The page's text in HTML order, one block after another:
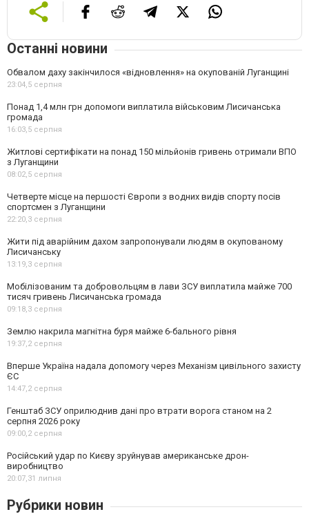
Останні новини
Обвалом даху закінчилося «відновлення» на окупованій Луганщині
23:04,5 серпня
Понад 1,4 млн грн допомоги виплатила військовим Лисичанська
громада
16:03,5 серпня
Житлові сертифікати на понад 150 мільйонів гривень отримали ВПО
з Луганщини
08:02,5 серпня
Четверте місце на першості Європи з водних видів спорту посів
спортсмен з Луганщини
22:20,3 серпня
Жити під аварійним дахом запропонували людям в окупованому
Лисичанську
13:19,3 серпня
Мобілізованим та добровольцям в лави ЗСУ виплатила майже 700
тисяч гривень Лисичанська громада
09:18,3 серпня
Землю накрила магнітна буря майже 6-бального рівня
19:37,2 серпня
Вперше Україна надала допомогу через Механізм цивільного захисту
ЄС
14:47,2 серпня
Генштаб ЗСУ оприлюднив дані про втрати ворога станом на 2
серпня 2026 року
09:00,2 серпня
Російський удар по Києву зруйнував американське дрон-
виробництво
20:07,31 липня
Рубрики новин